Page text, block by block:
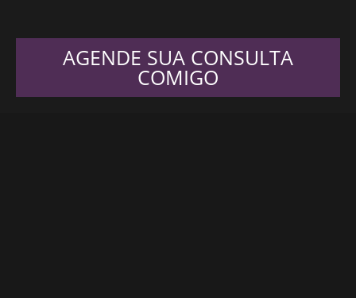
AGENDE SUA CONSULTA
COMIGO